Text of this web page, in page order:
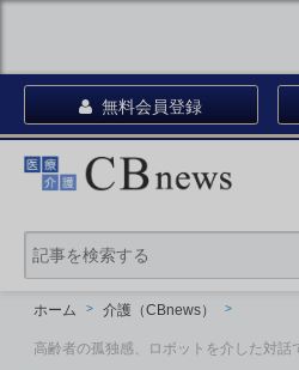
無料会員登録
ホーム 介護（CBnews）
高齢者の孤独感、ロボットを介した対話